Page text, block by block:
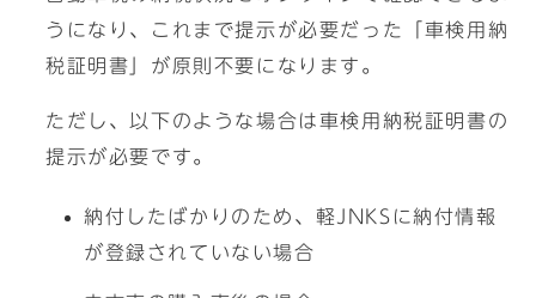
うになり、これまで提示が必要だった「車検用納
税証明書」が原則不要になります。
ただし、以下のような場合は車検用納税証明書の
提示が必要です。
納付したばかりのため、軽JNKSに納付情報
が登録されていない場合